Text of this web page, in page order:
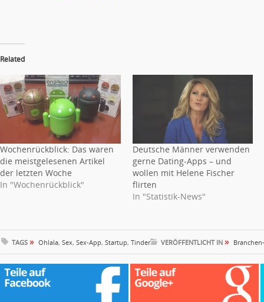
Related
Wochenrückblick: Das waren
die meistgelesenen Artikel
der letzten Woche
In "Wochenrückblick"
Deutsche Männer verwenden
gerne Dating-Apps – und
wollen mit Helene Fischer
flirten
In "Statistik-News"
TAGS » Ohlala, Sex, Sex-App, Startup, Tinder VERÖFFENTLICHT IN »